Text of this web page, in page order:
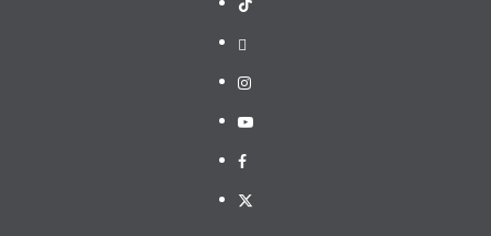
threads
Instagram
Youtube
Facebook
X